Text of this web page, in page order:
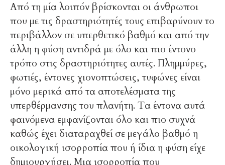
Από τη μία λοιπόν βρίσκονται οι άνθρωποι
που με τις δραστηριότητές τους επιβαρύνουν το
περιβάλλον σε υπερθετικό βαθμό και από την
άλλη η φύση αντιδρά με όλο και πιο έντονο
τρόπο στις δραστηριότητες αυτές. Πλημμύρες,
φωτιές, έντονες χιονοπτώσεις, τυφώνες είναι
μόνο μερικά από τα αποτελέσματα της
υπερθέρμανσης του πλανήτη. Τα έντονα αυτά
φαινόμενα εμφανίζονται όλο και πιο συχνά
καθώς έχει διαταραχθεί σε μεγάλο βαθμό η
οικολογική ισορροπία που ή ίδια η φύση είχε
δημιουργήσει. Μια ισορροπία που